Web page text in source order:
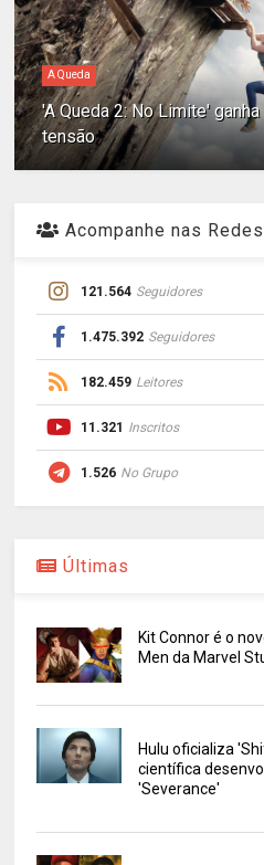
A Queda
'A Queda 2: No Limite'
tensão
Acompanhe nas Redes
121.564 Seguidores
1.475.392 Seguidores
182.459 Leitores
11.321 Inscritos
1.526 No Grupo
Últimas
Kit Connor é o
Men da Marvel
Hulu oficializa
científica
'Severance'